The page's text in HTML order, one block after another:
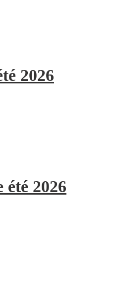
2026
2026